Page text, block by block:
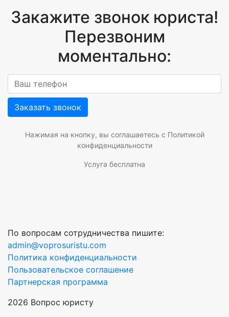
Закажите звонок юриста!
Перезвоним
моментально:
Заказать звонок
Нажимая на кнопку, вы соглашаетесь с Политикой
конфиденциальности
Услуга бесплатна
По вопросам сотрудничества пишите:
admin@voprosuristu.com
Политика конфиденциальности
Пользовательское соглашение
Партнерская программа
2026 Вопрос юристу